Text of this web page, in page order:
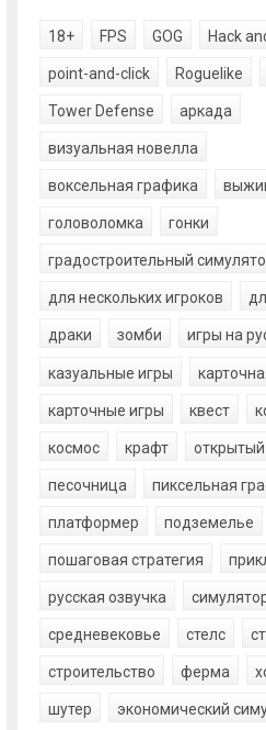
18+ FPS GOG Hack
point-and-click Roguelike
Tower Defense аркада
визуальная новелла
воксельная графика
головоломка гонки
градостроительный
для нескольких игроков
драки зомби игры на
казуальные игры
карточные игры квест
космос крафт
песочница пиксельная
платформер подземелье
пошаговая стратегия
русская озвучка
средневековье стелс
строительство ферма
шутер экономический